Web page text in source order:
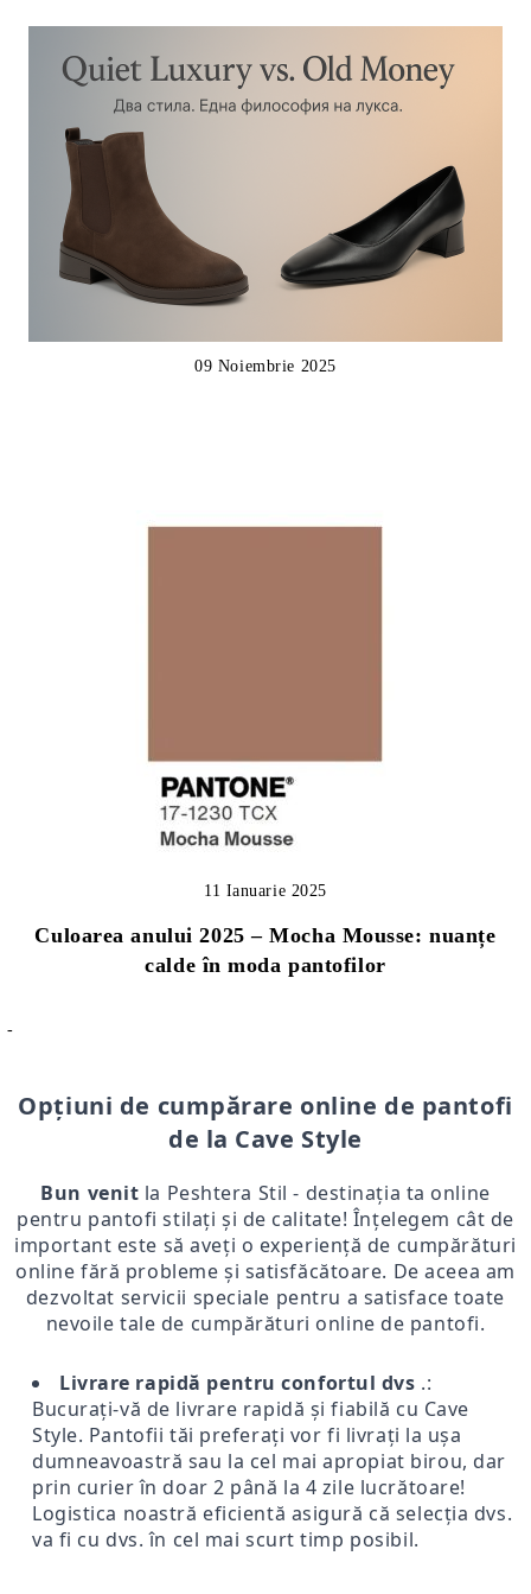
09 Noiembrie 2025
Culoarea anului 2025 – Mocha Mousse: nuanțe
calde în moda pantofilor
11 Ianuarie 2025
-
Opțiuni de cumpărare online de pantofi
de la Cave Style
Bun venit la Peshtera Stil - destinația ta online
pentru pantofi stilați și de calitate! Înțelegem cât de
important este să aveți o experiență de cumpărături
online fără probleme și satisfăcătoare. De aceea am
dezvoltat servicii speciale pentru a satisface toate
nevoile tale de cumpărături online de pantofi.
Livrare rapidă pentru confortul dvs .:
Bucurați-vă de livrare rapidă și fiabilă cu Cave
Style. Pantofii tăi preferați vor fi livrați la ușa
dumneavoastră sau la cel mai apropiat birou, dar
prin curier în doar 2 până la 4 zile lucrătoare!
Logistica noastră eficientă asigură că selecția dvs.
va fi cu dvs. în cel mai scurt timp posibil.